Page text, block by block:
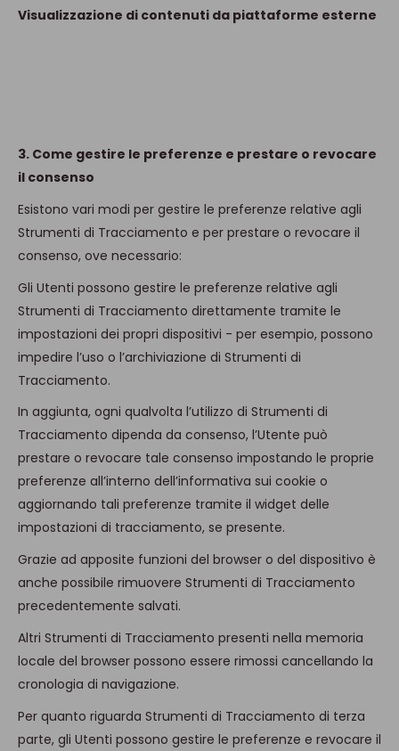
Visualizzazione di contenuti da piattaforme esterne
3. Come gestire le preferenze e prestare o revocare
il consenso
Esistono vari modi per gestire le preferenze relative agli
Strumenti di Tracciamento e per prestare o revocare il
consenso, ove necessario:
Gli Utenti possono gestire le preferenze relative agli
Strumenti di Tracciamento direttamente tramite le
impostazioni dei propri dispositivi - per esempio, possono
impedire l’uso o l’archiviazione di Strumenti di
Tracciamento.
In aggiunta, ogni qualvolta l’utilizzo di Strumenti di
Tracciamento dipenda da consenso, l’Utente può
prestare o revocare tale consenso impostando le proprie
preferenze all’interno dell’informativa sui cookie o
aggiornando tali preferenze tramite il widget delle
impostazioni di tracciamento, se presente.
Grazie ad apposite funzioni del browser o del dispositivo è
anche possibile rimuovere Strumenti di Tracciamento
precedentemente salvati.
Altri Strumenti di Tracciamento presenti nella memoria
locale del browser possono essere rimossi cancellando la
cronologia di navigazione.
Per quanto riguarda Strumenti di Tracciamento di terza
parte, gli Utenti possono gestire le preferenze e revocare il